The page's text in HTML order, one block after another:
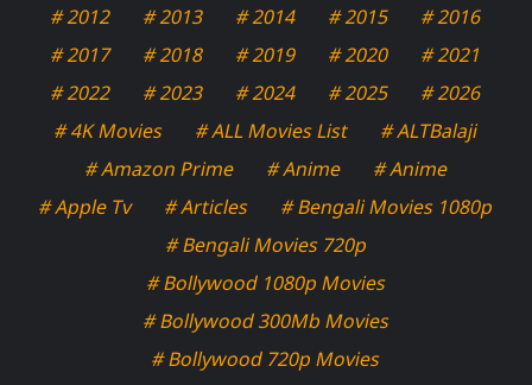
# 2012
# 2013 # 2014 # 2015
# 2016
# 2017
# 2018 # 2019 # 2020
# 2021
# 2022
# 2023 # 2024 # 2025
# 2026
# 4K Movies
# ALL Movies List
# ALTBalaji
# Amazon Prime
# Anime
# Anime
# Apple Tv
# Articles
# Bengali Movies 1080p
# Bengali Movies 720p
# Bollywood 1080p Movies
# Bollywood 300Mb Movies
# Bollywood 720p Movies